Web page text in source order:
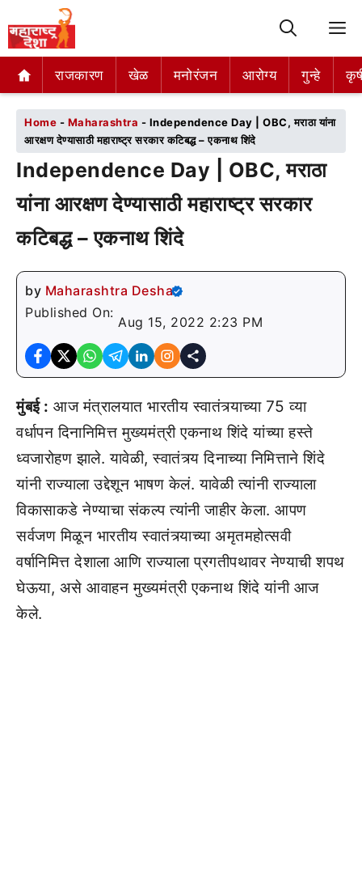
राजकारण खेळ मनोरंजन आरोग्य गुन्हे
राजकारण खेळ मनोरंजन आरोग्य गुन्हे
Home - Maharashtra - Independence Day | OBC, मराठा यांना
आरक्षण देण्यासाठी महाराष्ट्र सरकार कटिबद्ध – एकनाथ शिंदे
Independence Day | OBC, मराठा
यांना आरक्षण देण्यासाठी महाराष्ट्र सरकार
कटिबद्ध – एकनाथ शिंदे
by Maharashtra Desha
Published On:
Aug 15, 2022 2:23 PM
मुंबई : आज मंत्रालयात भारतीय स्वातंत्र्याच्या 75 व्या
वर्धापन दिनानिमित्त मुख्यमंत्री एकनाथ शिंदे यांच्या हस्ते
ध्वजारोहण झाले. यावेळी, स्वातंत्र्य दिनाच्या निमित्ताने शिंदे
यांनी राज्याला उद्देशून भाषण केलं. यावेळी त्यांनी राज्याला
विकासाकडे नेण्याचा संकल्प त्यांनी जाहीर केला. आपण
सर्वजण मिळून भारतीय स्वातंत्र्याच्या अमृतमहोत्सवी
वर्षानिमित्त देशाला आणि राज्याला प्रगतीपथावर नेण्याची शपथ
घेऊया, असे आवाहन मुख्यमंत्री एकनाथ शिंदे यांनी आज
केले.